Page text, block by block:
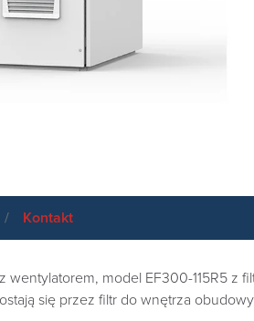
Kontakt
wentylatorem, model EF300-115R5 z
się przez filtr do wnętrza